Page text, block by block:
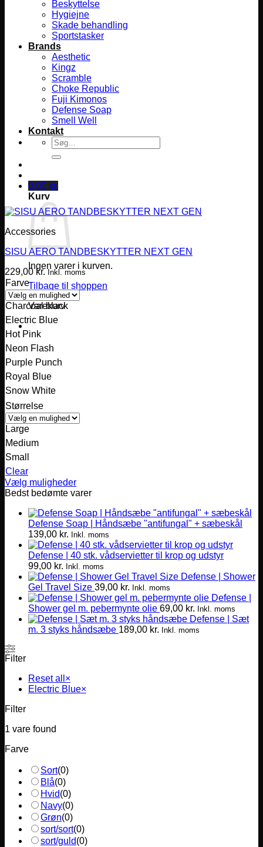
Beskyttelse
Hygiejne
Skade behandling
Sportstasker
Brands
Aesthetic
Kingz
Scramble
Choke Republic
Fuji Kimonos
Defense Soap
Smell Well
Kontakt
Søg
efter:
0,00 kr.
Kurv
Ingen varer i kurven.
Tilbage til shoppen
Varekurv
Accessories
SISU AERO TANDBESKYTTER NEXT GEN
229,00kr. Inkl. moms
Farve
Charcoal black
Electric Blue
Hot Pink
Neon Flash
Purple Punch
Royal Blue
Snow White
Størrelse
Large
Medium
Small
Clear
Vælg muligheder
Dette
varianter.
Mulighederne
vælges
varesiden
Bedst bedømte varer
Defense Soap | Håndsæbe "antifungal" + sæbeskål
139,00 kr. Inkl. moms
Defense | 40 stk. vådservietter til krop og udstyr
99,00 kr. Inkl. moms
Defense | Shower
Gel Travel Size 39,00 kr. Inkl. moms
Defense |
Shower gel m. pebermynte olie 69,00 kr. Inkl. moms
Defense | Sæt
m. 3 styks håndsæbe 189,00 kr. Inkl. moms
Filter
Reset all ×
Electric Blue×
Filter
1 vare found
Farve
Sort(0)
Blå(0)
Hvid(0)
Navy(0)
Grøn(0)
sort/sort(0)
sort/guld(0)